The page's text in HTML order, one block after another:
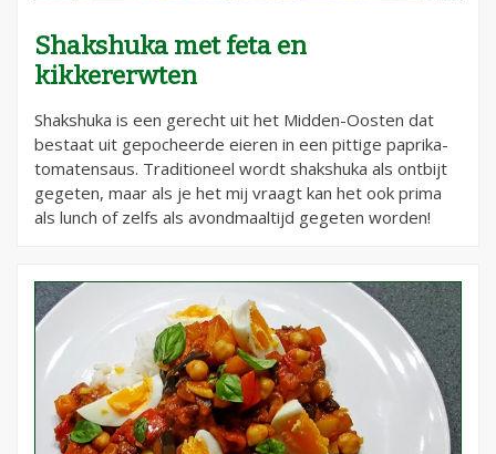
Shakshuka met feta en
kikkererwten
Shakshuka is een gerecht uit het Midden-Oosten dat
bestaat uit gepocheerde eieren in een pittige paprika-
tomatensaus. Traditioneel wordt shakshuka als ontbijt
gegeten, maar als je het mij vraagt kan het ook prima
als lunch of zelfs als avondmaaltijd gegeten worden!